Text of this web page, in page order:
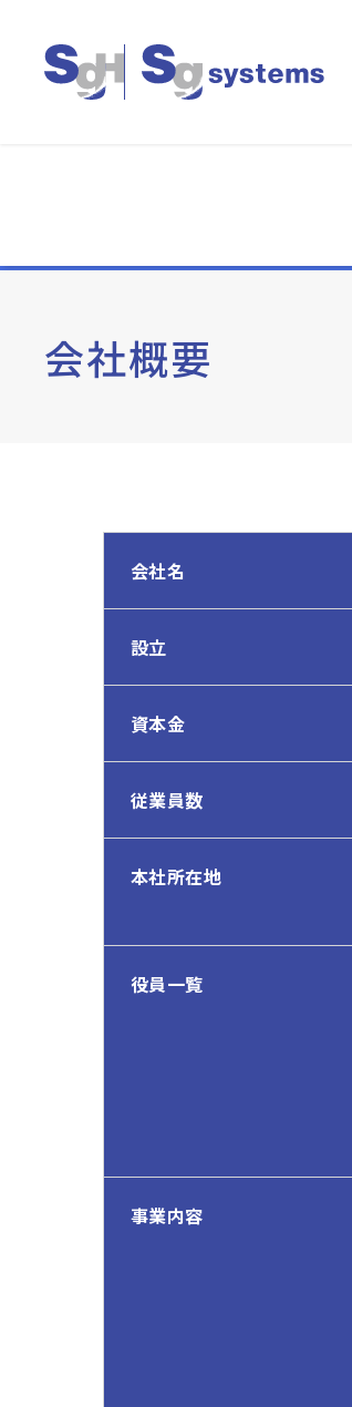
会社概要
会社名
設立
資本金
従業員数
本社所在地
役員一覧
事業内容